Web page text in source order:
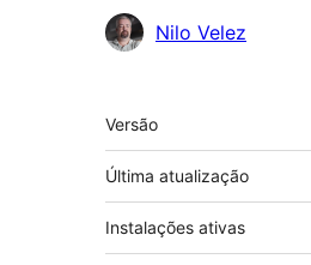
Colaboradores
Nilo Velez
Meta
Versão
Última atualização
Instalações ativas